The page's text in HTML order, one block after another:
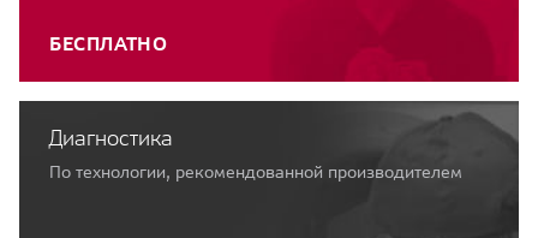
БЕСПЛАТНО
Диагностика
По технологии, рекомендованной производителем